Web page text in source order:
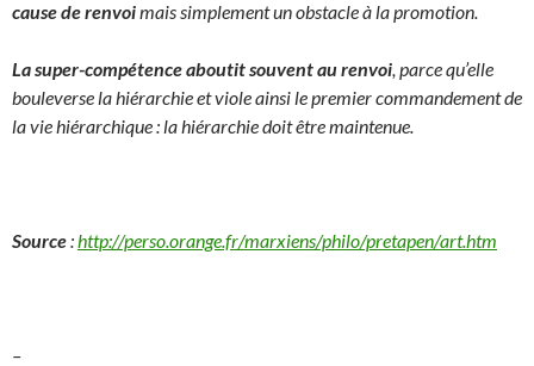
cause de renvoimais simplement un obstacle à la promotion.
La super-compétence aboutit souvent au renvoi , parce qu’elle
bouleverse la hiérarchie et viole ainsi le premier commandement de
la vie hiérarchique : la hiérarchie doit être maintenue.
Source : http://perso.orange.fr/marxiens/philo/pretapen/art.htm
–